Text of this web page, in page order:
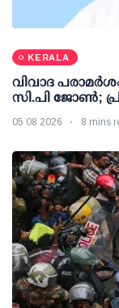
KERALA
വിവാദ
സി.പി ജോണ്‍;
05 08 2026 8 mins